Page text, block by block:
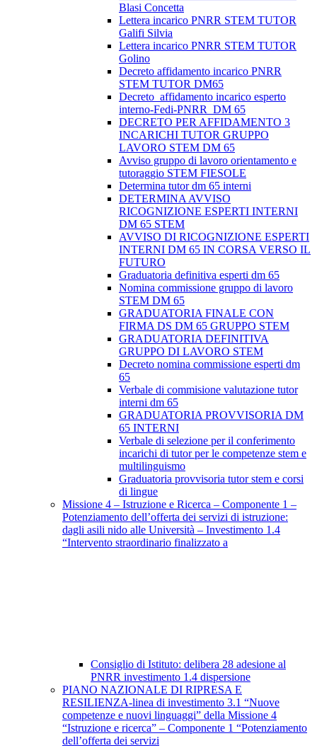
Blasi Concetta
Lettera incarico PNRR STEM TUTOR
Galifi Silvia
Lettera incarico PNRR STEM TUTOR
Golino
Decreto affidamento incarico PNRR
STEM TUTOR DM65
Decreto_affidamento incarico esperto
interno-Fedi-PNRR_DM 65
DECRETO PER AFFIDAMENTO 3
INCARICHI TUTOR GRUPPO
LAVORO STEM DM 65
Avviso gruppo di lavoro orientamento e
tutoraggio STEM FIESOLE
Determina tutor dm 65 interni
DETERMINA AVVISO
RICOGNIZIONE ESPERTI INTERNI
DM 65 STEM
AVVISO DI RICOGNIZIONE ESPERTI
INTERNI DM 65 IN CORSA VERSO IL
FUTURO
Graduatoria definitiva esperti dm 65
Nomina commissione gruppo di lavoro
STEM DM 65
GRADUATORIA FINALE CON
FIRMA DS DM 65 GRUPPO STEM
GRADUATORIA DEFINITIVA
GRUPPO DI LAVORO STEM
Decreto nomina commissione esperti dm
65
Verbale di commisione valutazione tutor
interni dm 65
GRADUATORIA PROVVISORIA DM
65 INTERNI
Verbale di selezione per il conferimento
incarichi di tutor per le competenze stem e
multilinguismo
Graduatoria provvisoria tutor stem e corsi
di lingue
Missione 4 – Istruzione e Ricerca – Componente 1 –
Potenziamento dell’offerta dei servizi di istruzione:
dagli asili nido alle Università – Investimento 1.4
“Intervento straordinario finalizzato a
Consiglio di Istituto: delibera 28 adesione al
PNRR investimento 1.4 dispersione
PIANO NAZIONALE DI RIPRESA E
RESILIENZA-linea di investimento 3.1 “Nuove
competenze e nuovi linguaggi” della Missione 4
“Istruzione e ricerca” – Componente 1 “Potenziamento
dell’offerta dei servizi